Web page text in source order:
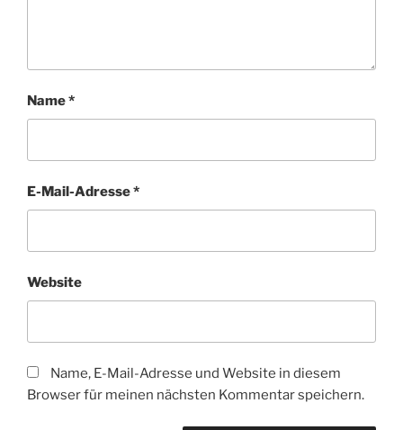
Name*
E-Mail-Adresse*
Website
Name, E-Mail-Adresse und Website in diesem
Browser für meinen nächsten Kommentar speichern.